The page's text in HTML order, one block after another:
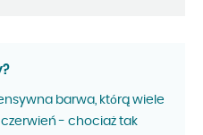
barwa, którą wiele
- chociaż tak